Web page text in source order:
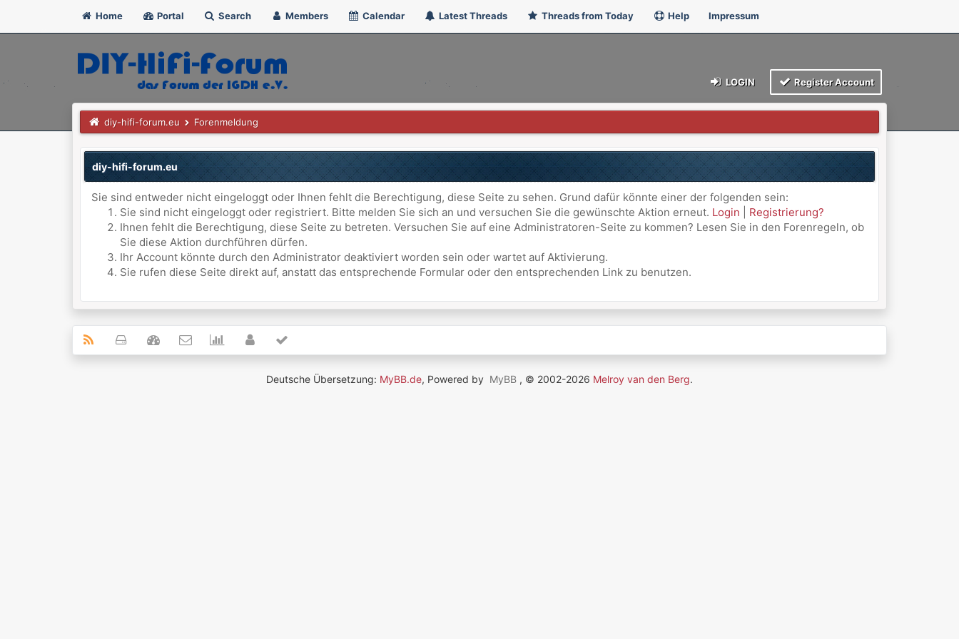
Home Portal Search Members Calendar Latest Threads Threads from Today Help Impressum
LOGIN Register Account
diy-hifi-forum.eu Forenmeldung
diy-hifi-forum.eu
Sie sind entweder nicht eingeloggt oder Ihnen fehlt die Berechtigung, diese Seite zu sehen. Grund dafür könnte einer der folgenden sein:
Sie sind nicht eingeloggt oder registriert. Bitte melden Sie sich an und versuchen Sie die gewünschte Aktion erneut. Login
Registrierung?
Ihnen fehlt die Berechtigung, diese Seite zu betreten. Versuchen Sie auf eine Administratoren-Seite zu kommen? Lesen Sie in den Forenregeln, ob
Sie diese Aktion durchführen dürfen.
Ihr Account könnte durch den Administrator deaktiviert worden sein oder wartet auf Aktivierung.
Sie rufen diese Seite direkt auf, anstatt das entsprechende Formular oder den entsprechenden Link zu benutzen.
Deutsche Übersetzung: MyBB.de, Powered by MyBB , © 2002-2026 Melroy van den Berg.